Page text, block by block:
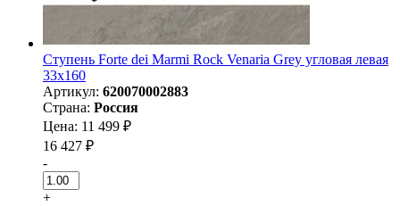
Ступень Forte dei Marmi Rock Venaria Grey угловая левая
33x160
Артикул: 620070002883
Страна: Россия
Цена: 11 499 ₽
16 427 ₽
-
+